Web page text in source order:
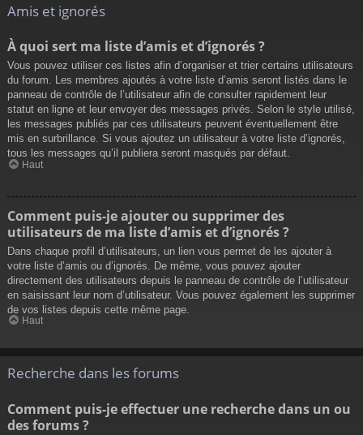
Amis et ignorés
À quoi sert ma liste d’amis et d’ignorés ?
Vous pouvez utiliser ces listes afin d’organiser et trier certains utilisateurs
du forum. Les membres ajoutés à votre liste d’amis seront listés dans le
panneau de contrôle de l’utilisateur afin de consulter rapidement leur
statut en ligne et leur envoyer des messages privés. Selon le style utilisé,
les messages publiés par ces utilisateurs peuvent éventuellement être
mis en surbrillance. Si vous ajoutez un utilisateur à votre liste d’ignorés,
tous les messages qu’il publiera seront masqués par défaut.
Haut
Comment puis-je ajouter ou supprimer des
utilisateurs de ma liste d’amis et d’ignorés ?
Dans chaque profil d’utilisateurs, un lien vous permet de les ajouter à
votre liste d’amis ou d’ignorés. De même, vous pouvez ajouter
directement des utilisateurs depuis le panneau de contrôle de l’utilisateur
en saisissant leur nom d’utilisateur. Vous pouvez également les supprimer
de vos listes depuis cette même page.
Haut
Recherche dans les forums
Comment puis-je effectuer une recherche dans un ou
des forums ?